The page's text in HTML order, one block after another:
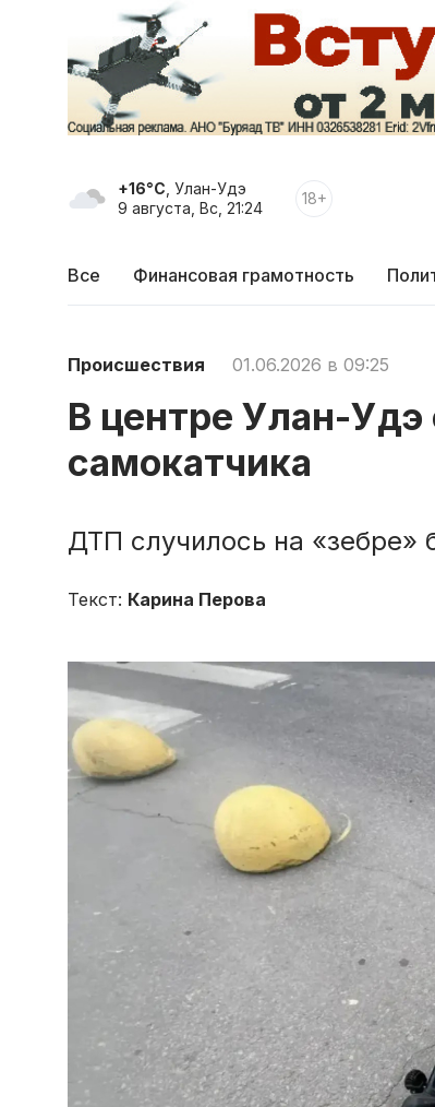
+16°C , Улан-Удэ
9 августа, Вс, 21:24
18+
Все Финансовая грамотность
Происшествия 01.06.2026 в 09:25
В центре Улан-Удэ
самокатчика
ДТП случилось на «зебре»
Текст: Карина Перова